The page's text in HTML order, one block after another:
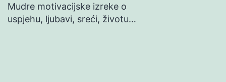
Mudre motivacijske izreke o
uspjehu, ljubavi, sreći, životu…